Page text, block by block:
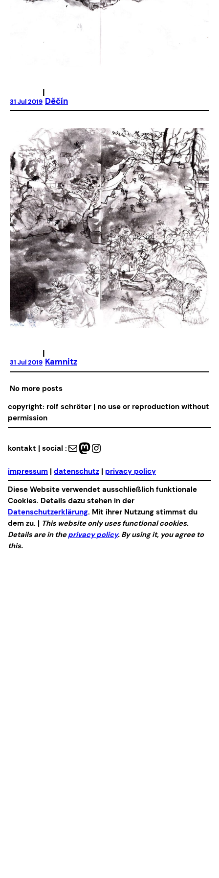
31 Jul 2019
|
Děčín
31 Jul 2019
|
Kamnitz
No more posts
copyright: rolf schröter | no use or reproduction without
permission
kontakt | social : Mail Mastodon Instagram
impressum | datenschutz | privacy policy
Diese Website verwendet ausschließlich funktionale
Cookies. Details dazu stehen in der
Datenschutzerklärung. Mit ihrer Nutzung stimmst du
dem zu. | This website only uses functional cookies.
Details are in theprivacy policy. By using it, you agree to
this.